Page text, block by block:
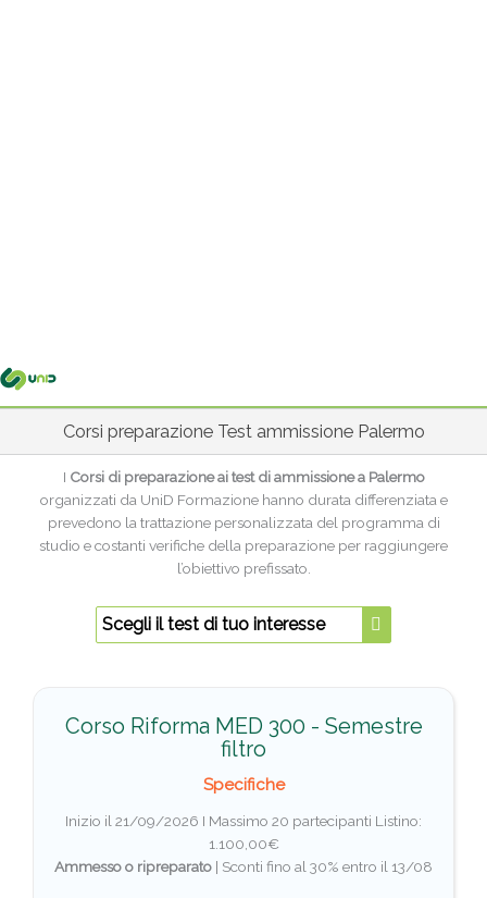
Corsi preparazione Test ammissione Palermo
I Corsi di preparazione ai test di ammissione a Palermo
organizzati da UniD Formazione hanno durata differenziata e
prevedono la trattazione personalizzata del programma di
studio e costanti verifiche della preparazione per raggiungere
l’obiettivo prefissato.
Scegli il test di tuo interesse
Corso Riforma MED 300 - Semestre
filtro
Specifiche
Inizio il 21/09/2026 I Massimo 20 partecipanti Listino:
1.100,00€
Ammesso o ripreparato | Sconti fino al 30% entro il 13/08